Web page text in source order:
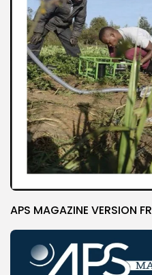
APS MAGAZINE VERSION FR